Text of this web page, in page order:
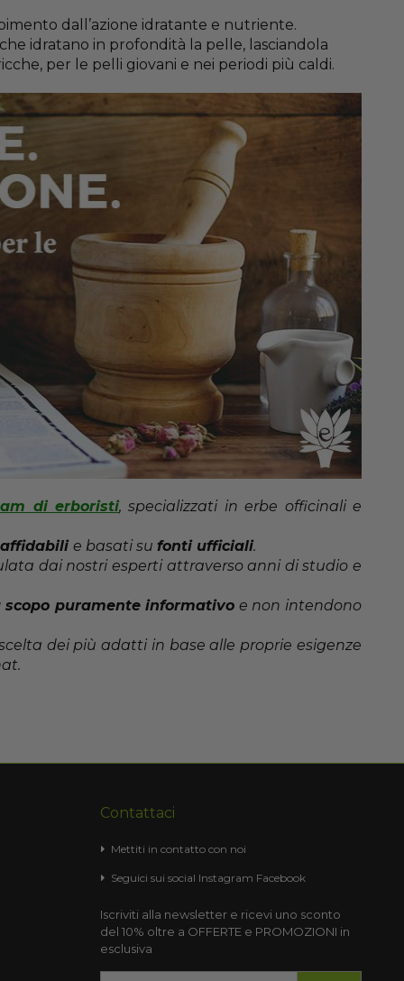
dall’azione idratante e nutriente.
idratano in profondità la pelle, lasciandola
per le pelli giovani e nei periodi più caldi.
di erboristi, specializzati in erbe officinali e
e basati su fonti ufficiali.
dai nostri esperti attraverso anni di studio e
scopo puramente informativo e non intendono
dei più adatti in base alle proprie esigenze
Contattaci
Mettiti in contatto con noi
Seguici sui social Instagram Facebook
Iscriviti alla newsletter e ricevi uno sconto
del 10% oltre a OFFERTE e PROMOZIONI in
esclusiva